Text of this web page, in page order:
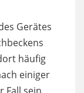
Gerätes
häufig
einiger